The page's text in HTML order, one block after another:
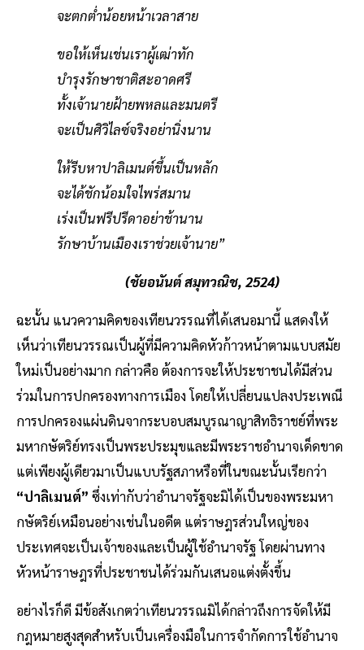
จะตกต่ำน้อยหน้าเวลาสาย
ขอให้เห็นเช่นเราผู้เฒ่าทัก
บำรุงรักษาชาติสะอาดศรี
ทั้งเจ้านายฝ้ายพหลและมนตรี
จะเป็นศิวิไลซ์จริงอย่านิ่งนาน
ให้รีบหาปาลิเมนต์ขึ้นเป็นหลัก
จะได้ชักน้อมใจไพร่สมาน
เร่งเป็นฟรีปรีดาอย่าช้านาน
รักษาบ้านเมืองเราช่วยเจ้านาย”
(ชัยอนันต์ สมุทวณิช, 2524)
ฉะนั้น แนวความคิดของเทียนวรรณที่ได้เสนอมานี้ แสดงให้
เห็นว่าเทียนวรรณเป็นผู้ที่มีความคิดหัวก้าวหน้าตามแบบสมัย
ใหม่เป็นอย่างมาก กล่าวคือ ต้องการจะให้ประชาชนได้มีส่วน
ร่วมในการปกครองทางการเมือง โดยให้เปลี่ยนแปลงประเพณี
การปกครองแผ่นดินจากระบอบสมบูรณาญาสิทธิราชย์ที่พระ
มหากษัตริย์ทรงเป็นพระประมุขและมีพระราชอำนาจเด็ดขาด
แต่เพียงผู้เดียวมาเป็นแบบรัฐสภาหรือที่ในขณะนั้นเรียกว่า
“ปาลิเมนต์” ซึ่งเท่ากับว่าอำนาจรัฐจะมิได้เป็นของพระมหา
กษัตริย์เหมือนอย่างเช่นในอดีต แต่ราษฎรส่วนใหญ่ของ
ประเทศจะเป็นเจ้าของและเป็นผู้ใช้อำนาจรัฐ โดยผ่านทาง
หัวหน้าราษฎรที่ประชาชนได้ร่วมกันเสนอแต่งตั้งขึ้น
อย่างไรก็ดี มีข้อสังเกตว่าเทียนวรรณมิได้กล่าวถึงการจัดให้มี
กฎหมายสูงสุดสำหรับเป็นเครื่องมือในการจำกัดการใช้อำนาจ